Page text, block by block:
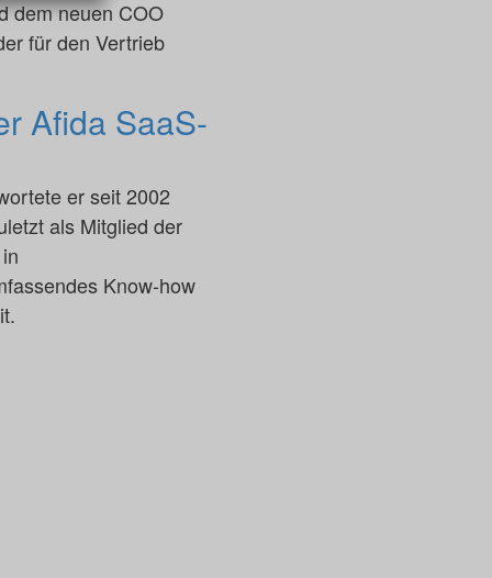
dem neuen COO
für den Vertrieb
Afida SaaS-
er seit 2002
als Mitglied der
Know-how